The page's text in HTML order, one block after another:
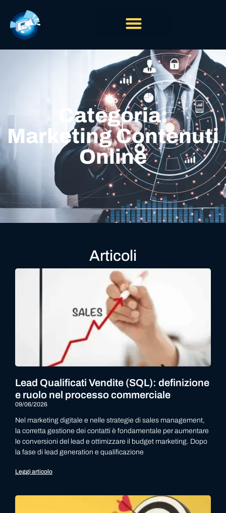
Categoria:
Marketing Contenuti
Online
Articoli
Lead Qualificati Vendite (SQL): definizione
e ruolo nel processo commerciale
09/06/2026
Nel marketing digitale e nelle strategie di sales management,
la corretta gestione dei contatti è fondamentale per aumentare
le conversioni del lead e ottimizzare il budget marketing. Dopo
la fase di lead generation e qualificazione
Leggi articolo